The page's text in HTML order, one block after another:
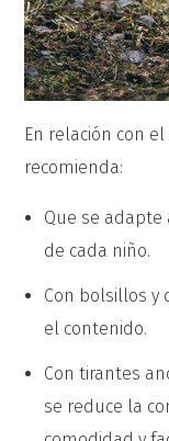
En relación con
recomienda:
Que se adapte
de cada niño.
Con bolsillos y
el contenido.
Con tirantes
se reduce la